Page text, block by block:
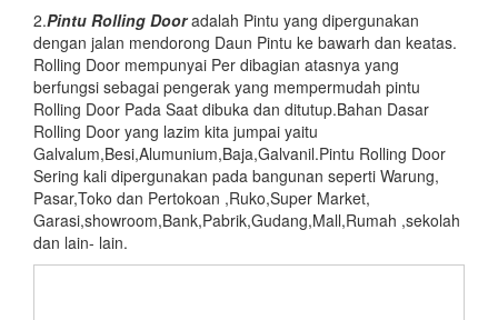
2.Pintu Rolling Dooradalah Pintu yang dipergunakan
dengan jalan mendorong Daun Pintu ke bawarh dan keatas.
Rolling Door mempunyai Per dibagian atasnya yang
berfungsi sebagai pengerak yang mempermudah pintu
Rolling Door Pada Saat dibuka dan ditutup.Bahan Dasar
Rolling Door yang lazim kita jumpai yaitu
Galvalum,Besi,Alumunium,Baja,Galvanil.Pintu Rolling Door
Sering kali dipergunakan pada bangunan seperti Warung,
Pasar,Toko dan Pertokoan ,Ruko,Super Market,
Garasi,showroom,Bank,Pabrik,Gudang,Mall,Rumah ,sekolah
dan lain- lain.